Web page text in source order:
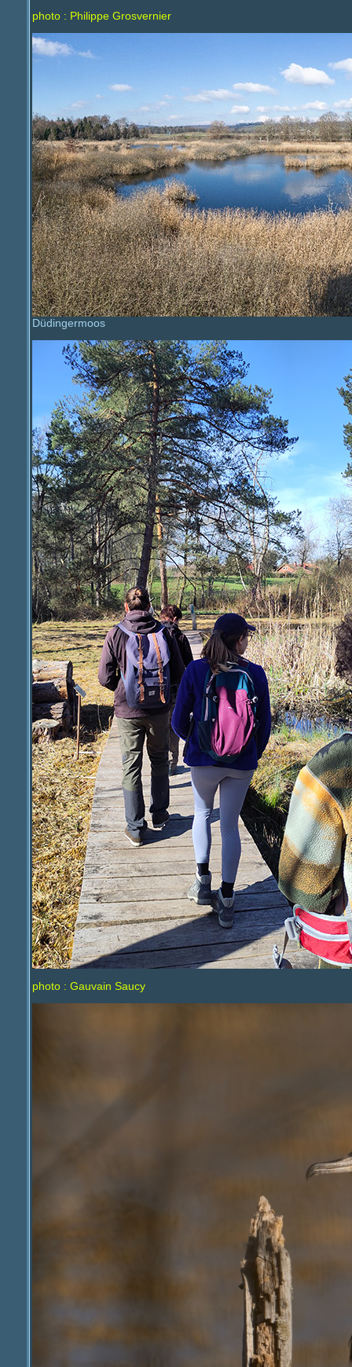
photo : Philippe Grosvernier
Düdingermoos
photo : Gauvain Saucy